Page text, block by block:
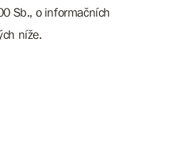
Sb., o informačních
níže.